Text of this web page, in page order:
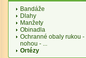
Bandáže
Dlahy
Manžety
Obinadla
Ochranné obaly rukou -
nohou - ...
Ortézy